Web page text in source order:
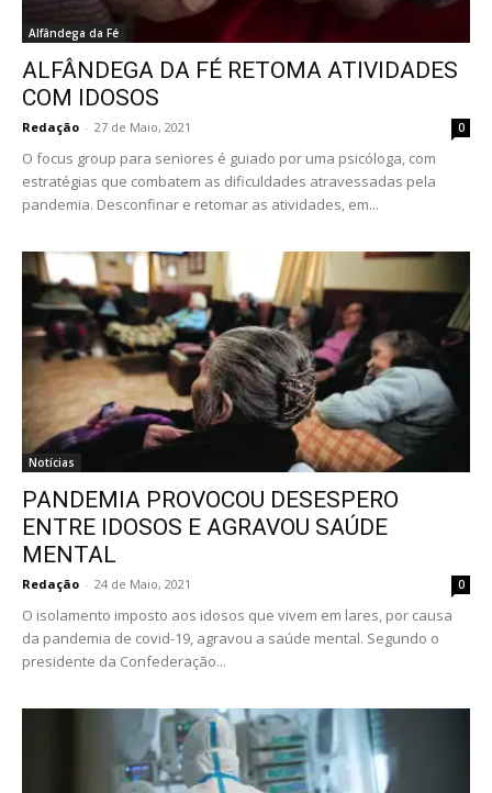
Alfândega da Fé
ALFÂNDEGA DA FÉ RETOMA ATIVIDADES
COM IDOSOS
Redação - 27 de Maio, 2021 0
O focus group para seniores é guiado por uma psicóloga, com
estratégias que combatem as dificuldades atravessadas pela
pandemia. Desconfinar e retomar as atividades, em...
Notícias
PANDEMIA PROVOCOU DESESPERO
ENTRE IDOSOS E AGRAVOU SAÚDE
MENTAL
Redação - 24 de Maio, 2021 0
O isolamento imposto aos idosos que vivem em lares, por causa
da pandemia de covid-19, agravou a saúde mental. Segundo o
presidente da Confederação...